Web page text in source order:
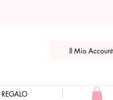
Il Mio Account
REGALO